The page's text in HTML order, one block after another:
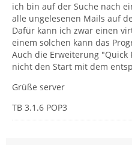
ich bin auf der Suche nach
alle ungelesenen Mails auf
Dafür kann ich zwar einen
einem solchen kann das
Auch die Erweiterung
nicht den Start mit dem
Grüße server
TB 3.1.6 POP3